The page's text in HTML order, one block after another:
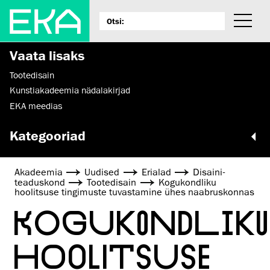
Vaata lisaks
Tootedisain
Kunstiakadeemia nädalakirjad
EKA meedias
Kategooriad
Akadeemia Uudised Erialad
Disaini­­
teaduskond
Tootedisain
Kogukondliku
hoolitsuse tingimuste tuvastamine ühes naabruskonnas
KOGUKONDLIKU
HOOLITSUSE